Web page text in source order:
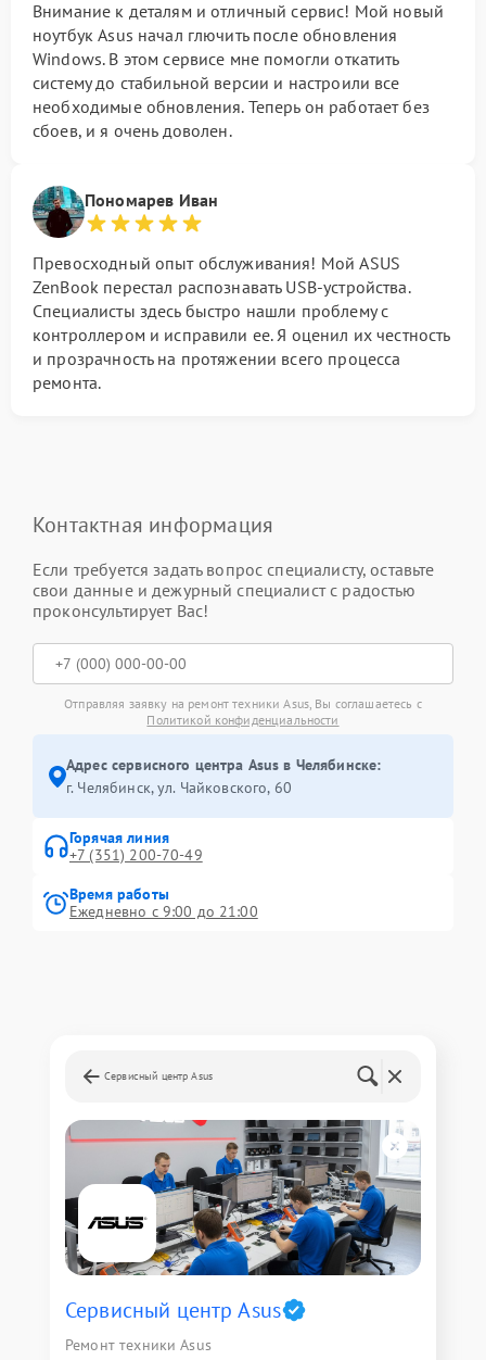
Внимание к деталям и отличный сервис! Мой новый
ноутбук Asus начал глючить после обновления
Windows. В этом сервисе мне помогли откатить
систему до стабильной версии и настроили все
необходимые обновления. Теперь он работает без
сбоев, и я очень доволен.
Пономарев Иван
Превосходный опыт обслуживания! Мой ASUS
ZenBook перестал распознавать USB-устройства.
Специалисты здесь быстро нашли проблему с
контроллером и исправили ее. Я оценил их честность
и прозрачность на протяжении всего процесса
ремонта.
Контактная информация
Если требуется задать вопрос специалисту, оставьте
свои данные и дежурный специалист с радостью
проконсультирует Вас!
Отправляя заявку на ремонт техники Asus, Вы соглашаетесь с
Политикой конфиденциальности
Адрес сервисного центра Asus в Челябинске:
г. Челябинск, ул. Чайковского, 60
Горячая линия
+7 (351) 200-70-49
Время работы
Ежедневно с 9:00 до 21:00
Сервисный центр Asus
Сервисный центр Asus
Ремонт техники Asus